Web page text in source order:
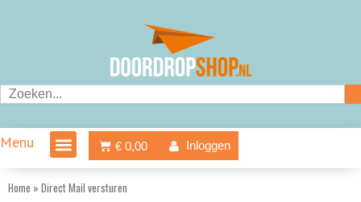
Zoeken
Menu € 0,00
Winkelwagen Inloggen
Home » Direct Mail versturen